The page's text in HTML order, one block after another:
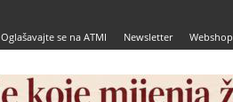
Oglašavajte se na ATMI Newsletter Webshop